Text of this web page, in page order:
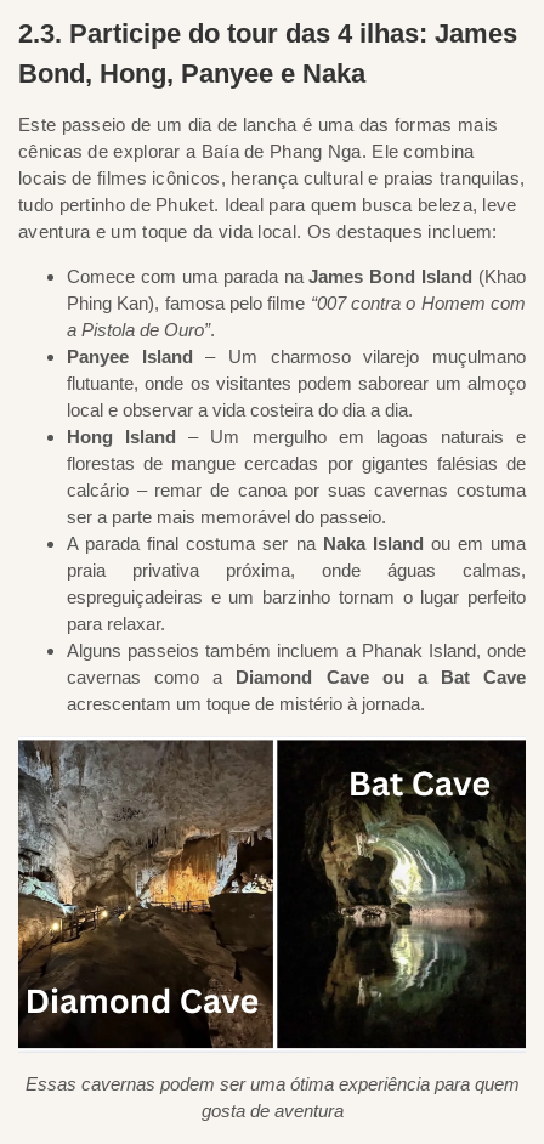
2.3. Participe do tour das 4 ilhas: James
Bond, Hong, Panyee e Naka
Este passeio de um dia de lancha é uma das formas mais
cênicas de explorar a Baía de Phang Nga. Ele combina
locais de filmes icônicos, herança cultural e praias tranquilas,
tudo pertinho de Phuket. Ideal para quem busca beleza, leve
aventura e um toque da vida local. Os destaques incluem:
Comece com uma parada naJames Bond Island (Khao
Phing Kan), famosa pelo filme “007 contra o Homem com
a Pistola de Ouro”.
Panyee Island – Um charmoso vilarejo muçulmano
flutuante, onde os visitantes podem saborear um almoço
local e observar a vida costeira do dia a dia.
Hong Island– Um mergulho em lagoas naturais e
florestas de mangue cercadas por gigantes falésias de
calcário – remar de canoa por suas cavernas costuma
ser a parte mais memorável do passeio.
A parada final costuma ser naNaka Island ou em uma
praia privativa próxima, onde águas calmas,
espreguiçadeiras e um barzinho tornam o lugar perfeito
para relaxar.
Alguns passeios também incluem a Phanak Island, onde
cavernas como a Diamond Cave ou a Bat Cave
acrescentam um toque de mistério à jornada.
Essas cavernas podem ser uma ótima experiência para quem
gosta de aventura